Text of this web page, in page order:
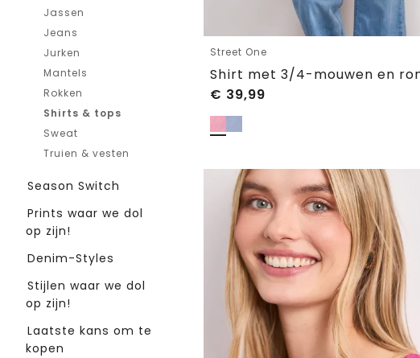
Jassen
Jeans
Jurken
Mantels
Rokken
Shirts & tops
Sweat
Truien & vesten
Season Switch
Prints waar we dol
op zijn!
Denim-Styles
Stijlen waar we dol
op zijn!
Laatste kans om te
kopen
Street One
€ 39,99